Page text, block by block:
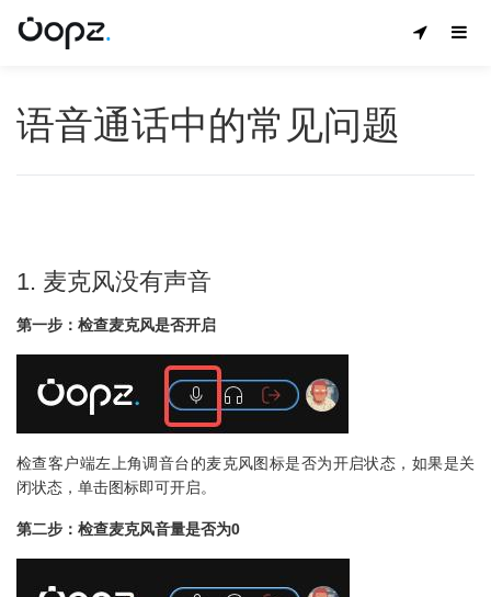
语音通话中的常见问题
1. 麦克风没有声音
第一步：检查麦克风是否开启
检查客户端左上角调音台的麦克风图标是否为开启状态，如果是关
闭状态，单击图标即可开启。
第二步：检查麦克风音量是否为0